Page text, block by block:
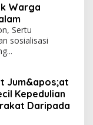
Warga
Sertu
sosialisasi
Jum&apos;at
Kepedulian
Daripada